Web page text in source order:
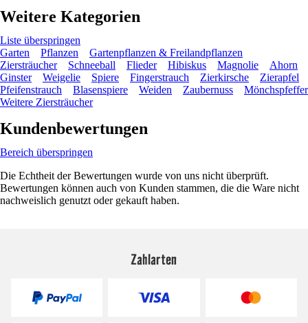
Weitere Kategorien
Liste überspringen
Garten
Pflanzen
Gartenpflanzen & Freilandpflanzen
Ziersträucher
Schneeball Flieder Hibiskus Magnolie
Ahorn
Ginster
Weigelie Spiere Fingerstrauch Zierkirsche
Zierapfel
Pfeifenstrauch
Blasenspiere Weiden Zaubernuss
Mönchspfeffer
Weitere Ziersträucher
Kundenbewertungen
Bereich überspringen
Die Echtheit der Bewertungen wurde von uns nicht überprüft.
Bewertungen können auch von Kunden stammen, die die Ware nicht
nachweislich genutzt oder gekauft haben.
Zahlarten